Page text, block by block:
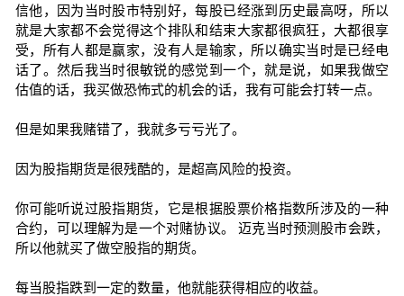
信他，因为当时股市特别好，每股已经涨到历史最高呀，所以
就是大家都不会觉得这个排队和结束大家都很疯狂，大都很享
受，所有人都是赢家，没有人是输家，所以确实当时是已经电
话了。然后我当时很敏锐的感觉到一个，就是说，如果我做空
估值的话，我买做恐怖式的机会的话，我有可能会打转一点。
但是如果我赌错了，我就多亏亏光了。
因为股指期货是很残酷的，是超高风险的投资。
你可能听说过股指期货，它是根据股票价格指数所涉及的一种
合约，可以理解为是一个对赌协议。 迈克当时预测股市会跌，
所以他就买了做空股指的期货。
每当股指跌到一定的数量，他就能获得相应的收益。